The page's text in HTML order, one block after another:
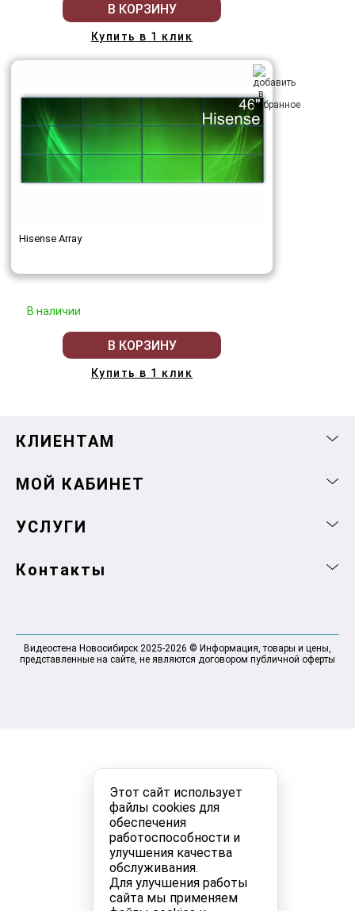
Этот сайт использует
файлы cookies для
обеспечения
работоспособности и
улучшения качества
обслуживания.
Для улучшения работы
сайта мы применяем
В КОРЗИНУ
Купить в 1 клик
Hisense Array
В наличии
В КОРЗИНУ
Купить в 1 клик
КЛИЕНТАМ
МОЙ КАБИНЕТ
УСЛУГИ
Контакты
Видеостена Новосибирск 2025-2026 © Информация, товары и цены,
представленные на сайте, не являются договором публичной оферты